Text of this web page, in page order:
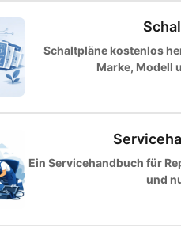
Schaltpläne kostenlos
Marke, Modell
Ein Servicehandbuch für
und